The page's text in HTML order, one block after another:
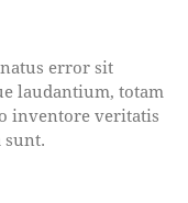
error sit
laudantium, totam
inventore veritatis
sunt.